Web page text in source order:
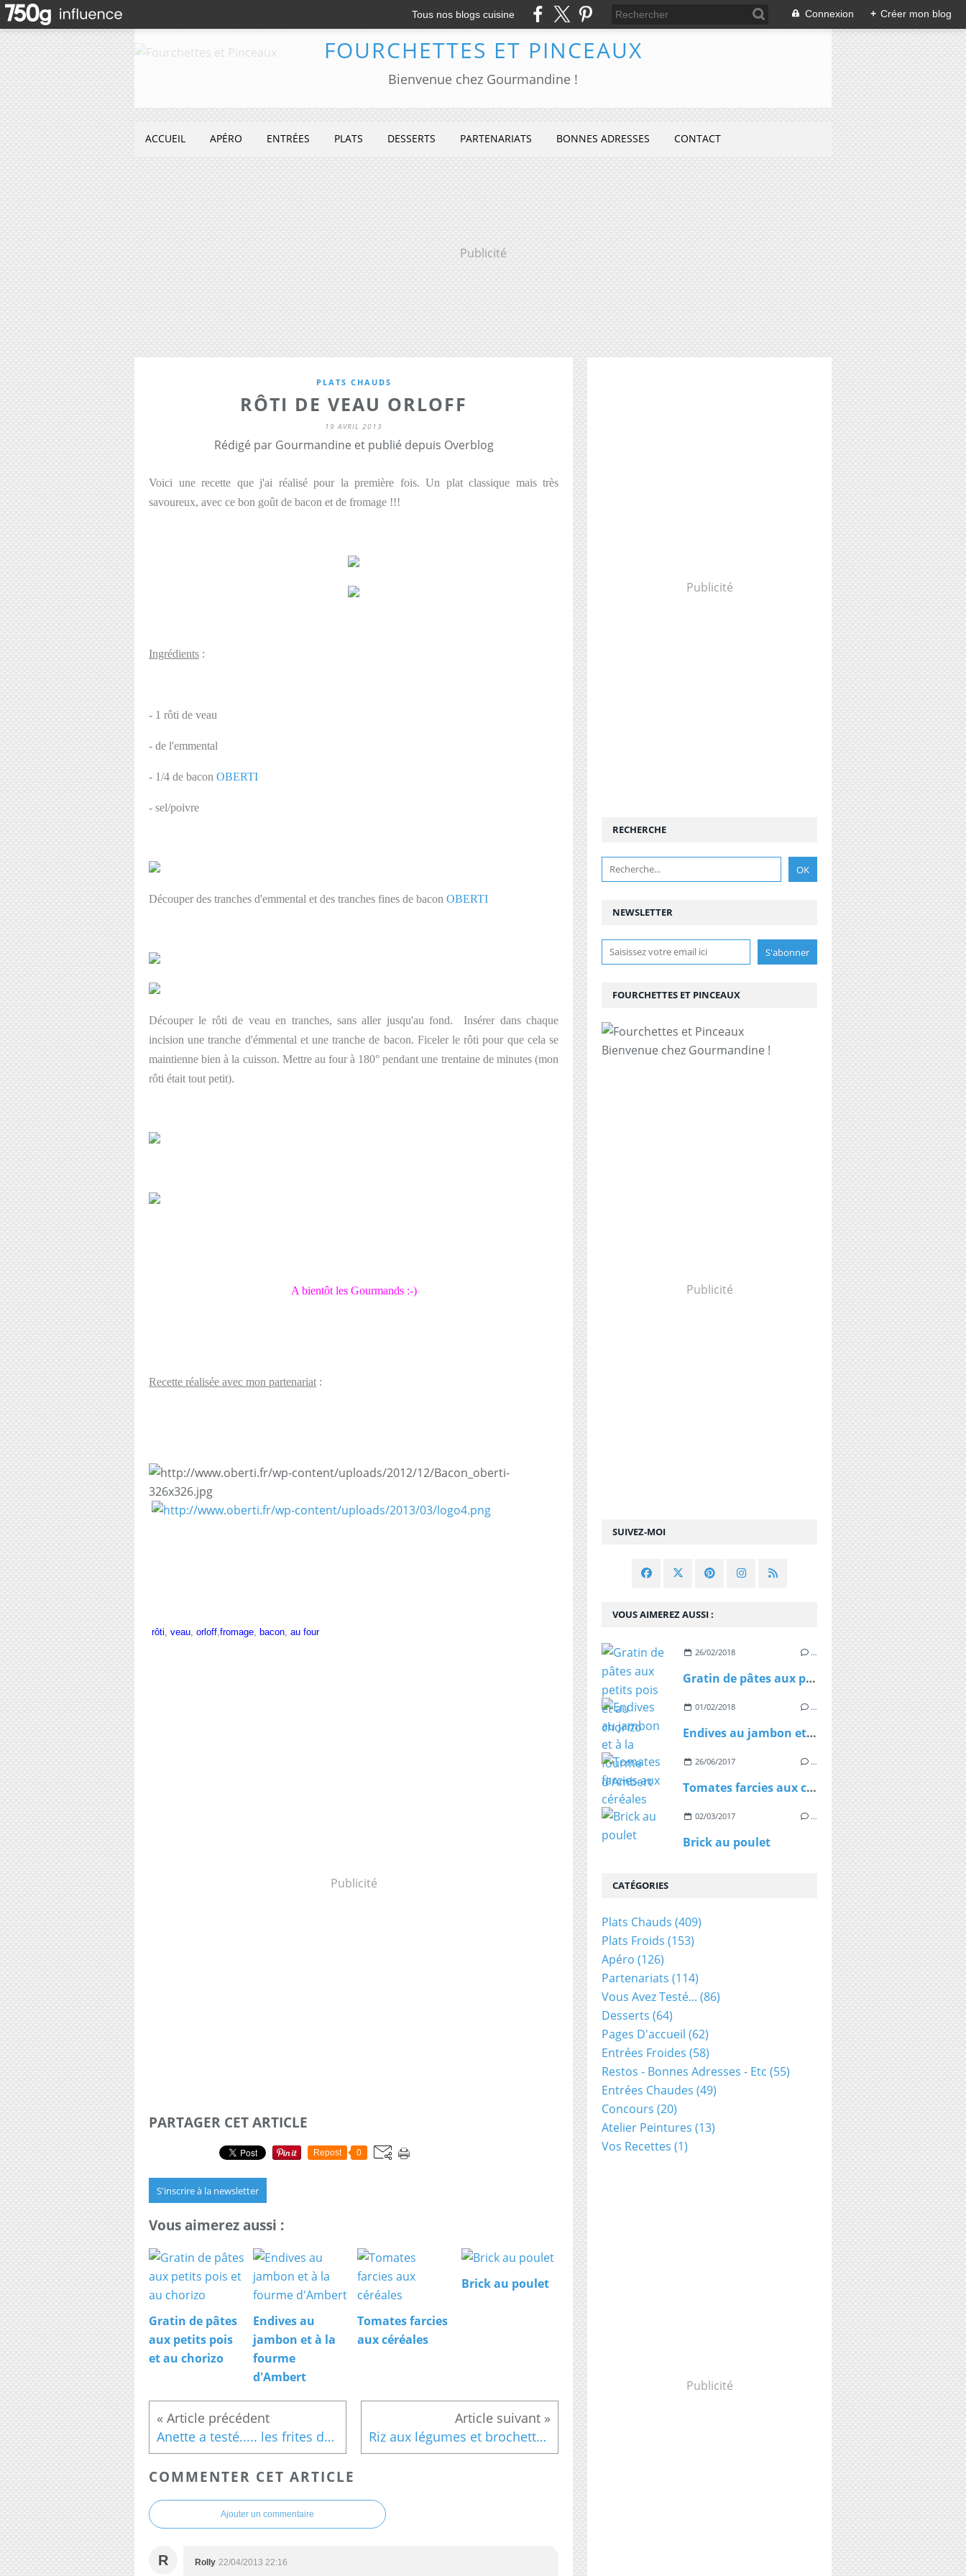
Tous nos blogs cuisine Connexion + Créer mon blog
FOURCHETTES ET PINCEAUX
Bienvenue chez Gourmandine !
ACCUEIL APÉRO ENTRÉES PLATS DESSERTS PARTENARIATS BONNES ADRESSES CONTACT
Publicité
PLATS CHAUDS
RÔTI DE VEAU ORLOFF
19 AVRIL 2013
Rédigé par Gourmandine et publié depuis Overblog
Voici une recette que j'ai réalisé pour la première fois. Un plat classique mais très
savoureux, avec ce bon goût de bacon et de fromage !!!
Ingrédients :
- 1 rôti de veau
- de l'emmental
- 1/4 de bacon OBERTI
- sel/poivre
Découper des tranches d'emmental et des tranches fines de bacon OBERTI
Découper le rôti de veau en tranches, sans aller jusqu'au fond. Insérer dans chaque
incision une tranche d'émmental et une tranche de bacon. Ficeler le rôti pour que cela se
maintienne bien à la cuisson. Mettre au four à 180° pendant une trentaine de minutes (mon
rôti était tout petit).
A bientôt les Gourmands :-)
Recette réalisée avec mon partenariat :
rôti, veau, orloff,fromage, bacon, au four
Publicité
PARTAGER CET ARTICLE
Repost 0
S'inscrire à la newsletter
Vous aimerez aussi :
Gratin de pâtes
aux petits pois
et au chorizo
Endives au
jambon et à la
fourme
d'Ambert
Tomates farcies
aux céréales
Brick au poulet
Anette a testé..... les frites de polenta Riz aux légumes et brochettes de crevettes marinées
COMMENTER CET ARTICLE
Ajouter un commentaire
R Rolly 22/04/2013 22:16
Publicité
NEWSLETTER
SUIVEZ-MOI
RECHERCHE
FOURCHETTES ET PINCEAUX
Bienvenue chez Gourmandine !
Publicité
VOUS AIMEREZ AUSSI :
26/02/2018 …
Gratin de pâtes aux petits pois et au chorizo
01/02/2018 …
Endives au jambon et à la fourme d'Ambert
26/06/2017 …
Tomates farcies aux céréales
02/03/2017 …
Brick au poulet
CATÉGORIES
Plats Chauds (409)
Plats Froids (153)
Apéro (126)
Partenariats (114)
Vous Avez Testé... (86)
Desserts (64)
Pages D'accueil (62)
Entrées Froides (58)
Restos - Bonnes Adresses - Etc (55)
Entrées Chaudes (49)
Concours (20)
Atelier Peintures (13)
Vos Recettes (1)
Publicité